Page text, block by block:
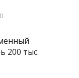
200 тыс.